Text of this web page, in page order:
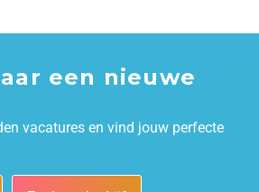
een nieuwe
vacatures en vind jouw perfecte